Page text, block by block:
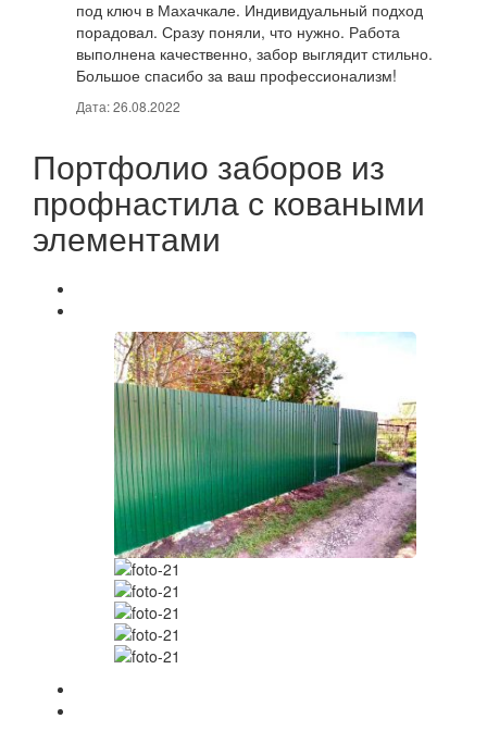
под ключ в Махачкале. Индивидуальный подход
порадовал. Сразу поняли, что нужно. Работа
выполнена качественно, забор выглядит стильно.
Большое спасибо за ваш профессионализм!
Дата: 26.08.2022
Портфолио заборов из
профнастила с коваными
элементами